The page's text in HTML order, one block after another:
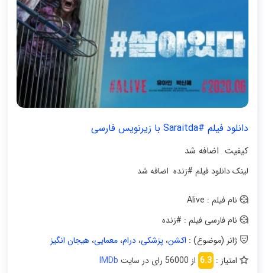
دانلود فیلم #Saraitda با زیرنویس فارسی
کیفیت اضافه شد
لینک دانلود فیلم #زنده اضافه شد
نام فیلم : Alive
نام فارسی فیلم : #زنده
ژانر (موضوع) : اکشن،پزشکی،درام،معمایی،هیجان انگیز
امتیاز : 6.3 از 56000 رای در سایت
IMDb